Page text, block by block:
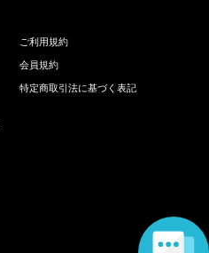
ご利用規約
会員規約
特定商取引法に基づく表記